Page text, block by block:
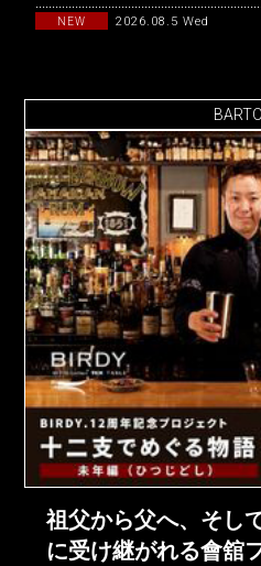
NEW 2026.08.5 Wed
祖父から父へ、そ
に受け継がれる會